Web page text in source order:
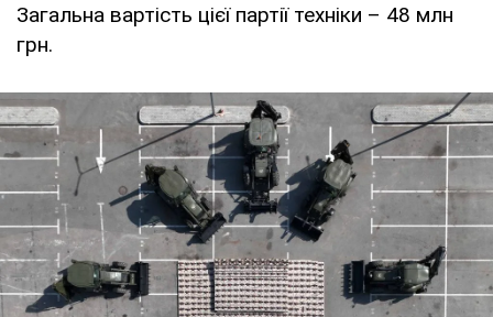
Загальна вартість цієї партії техніки – 48 млн
грн.